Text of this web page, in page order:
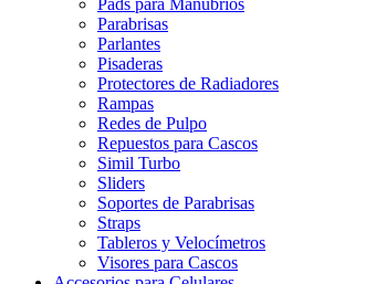
Parabrisas
Parlantes
Pisaderas
Protectores de Radiadores
Rampas
Redes de Pulpo
Repuestos para Cascos
Simil Turbo
Sliders
Soportes de Parabrisas
Straps
Tableros y Velocímetros
Visores para Cascos